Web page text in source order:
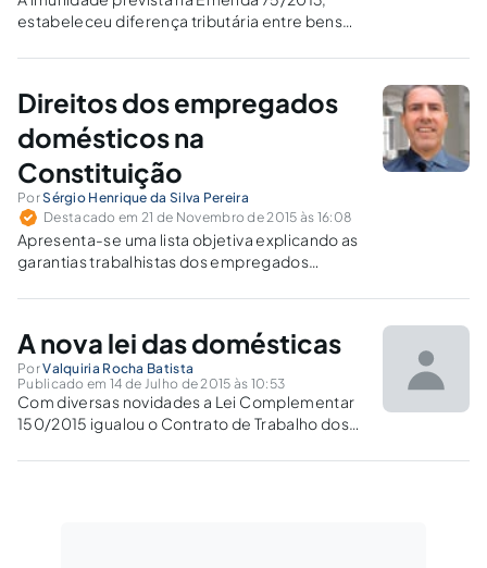
estabeleceu diferença tributária entre bens
procedência (brasileiro ou estrangeiro),
Constituição.
Direitos dos empregados
domésticos na
Constituição
PorSérgio Henrique da Silva Pereira
Destacado em 21 de Novembro de 2015 às 16:08
Apresenta-se uma lista objetiva explicando as
garantias trabalhistas dos empregados
Federal.
A nova lei das domésticas
PorValquiria Rocha Batista
Publicado em 14 de Julho de 2015 às 10:53
Com diversas novidades a Lei Complementar
150/2015 igualou o Contrato de Trabalho dos
Contratos de Trabalho celetistas.